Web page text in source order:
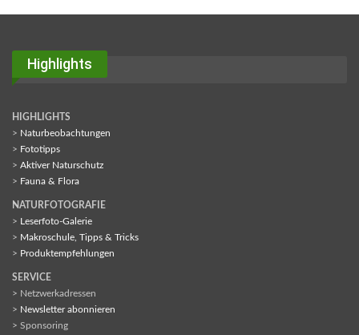
Highlights
HIGHLIGHTS
> Naturbeobachtungen
> Fototipps
> Aktiver Naturschutz
> Fauna & Flora
NATURFOTOGRAFIE
> Leserfoto-Galerie
> Makroschule, Tipps & Tricks
> Produktempfehlungen
SERVICE
> Netzwerkadressen
> Newsletter abonnieren
> Sponsoring